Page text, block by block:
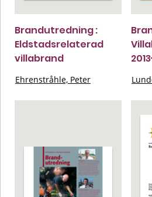
Brandutredning :
Eldstadsrelaterad
villabrand
Ehrenstråhle, Peter